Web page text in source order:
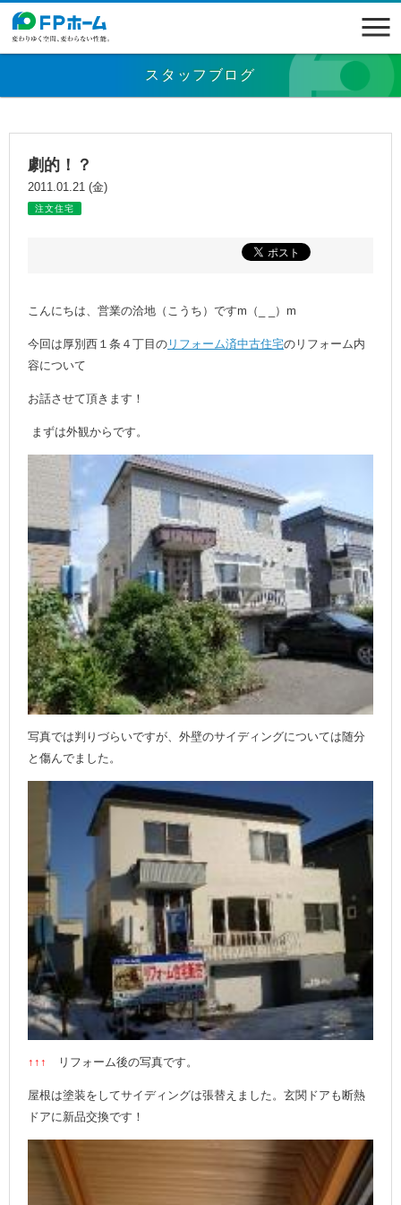
スタッフブログ
劇的！？
2011.01.21 (金)
注文住宅
こんにちは、営業の洽地（こうち）ですm（_ _）m
今回は厚別西１条４丁目の リフォーム済中古住宅のリフォーム内
容について
お話させて頂きます！
まずは外観からです。
写真では判りづらいですが、外壁のサイディングについては随分
と傷んでました。
↑↑↑ リフォーム後の写真です。
屋根は塗装をしてサイディングは張替えました。玄関ドアも断熱
ドアに新品交換です！